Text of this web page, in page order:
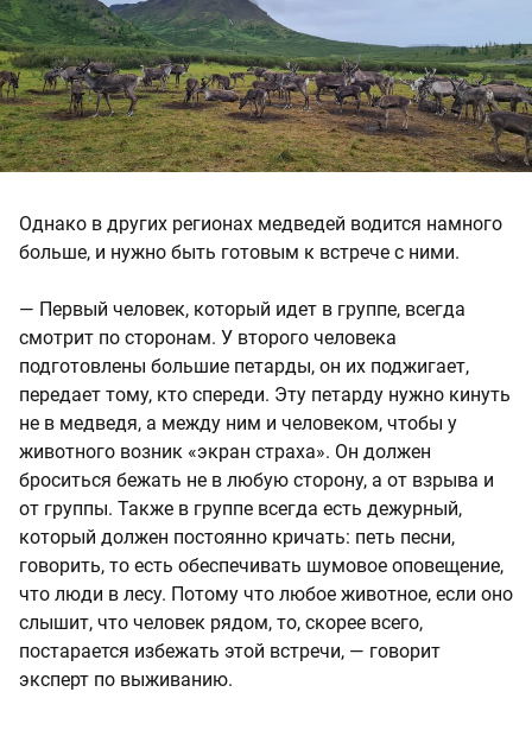
Однако в других регионах медведей водится намного
больше, и нужно быть готовым к встрече с ними.
— Первый человек, который идет в группе, всегда
смотрит по сторонам. У второго человека
подготовлены большие петарды, он их поджигает,
передает тому, кто спереди. Эту петарду нужно кинуть
не в медведя, а между ним и человеком, чтобы у
животного возник «экран страха». Он должен
броситься бежать не в любую сторону, а от взрыва и
от группы. Также в группе всегда есть дежурный,
который должен постоянно кричать: петь песни,
говорить, то есть обеспечивать шумовое оповещение,
что люди в лесу. Потому что любое животное, если оно
слышит, что человек рядом, то, скорее всего,
постарается избежать этой встречи, — говорит
эксперт по выживанию.